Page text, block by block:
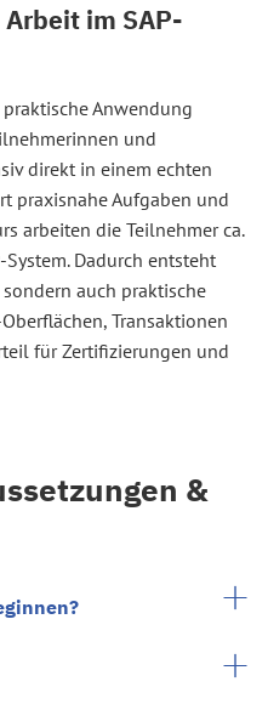
im SAP-
Anwendung
und
direkt in einem echten
praxisnahe Aufgaben und
arbeiten die Teilnehmer ca.
Dadurch entsteht
auch praktische
Transaktionen
für Zertifizierungen und
&